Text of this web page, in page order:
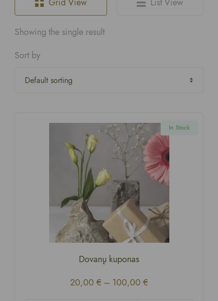
Grid View List View
Showing the single result
Sort by
In Stock
Dovanų kuponas
20,00 € – 100,00 €